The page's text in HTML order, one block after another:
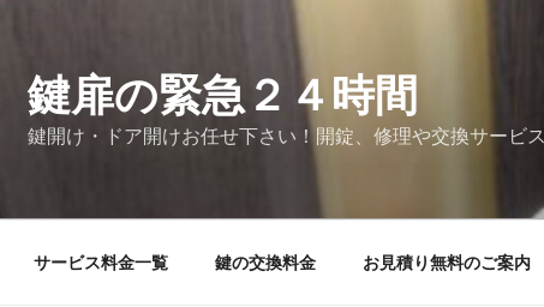
鍵扉の緊急２４時間
鍵開け・ドア開けお任せ下さい！開錠、修理や交換サービス
サービス料金一覧 鍵の交換料金 お見積り無料のご案内